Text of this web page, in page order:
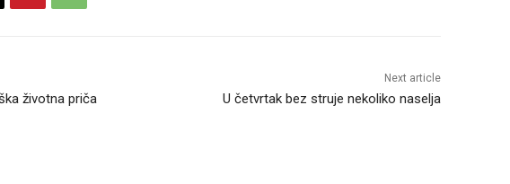
životna priča
Next article
U četvrtak bez struje nekoliko naselja